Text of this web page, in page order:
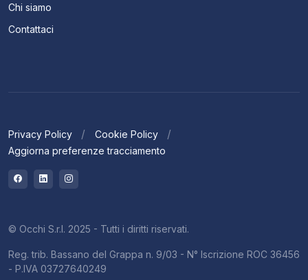
Chi siamo
Contattaci
Privacy Policy
Cookie Policy
Aggiorna preferenze tracciamento
© Occhi S.r.l. 2025 - Tutti i diritti riservati.
Reg. trib. Bassano del Grappa n. 9/03 - N° Iscrizione ROC 36456
- P.IVA 03727640249